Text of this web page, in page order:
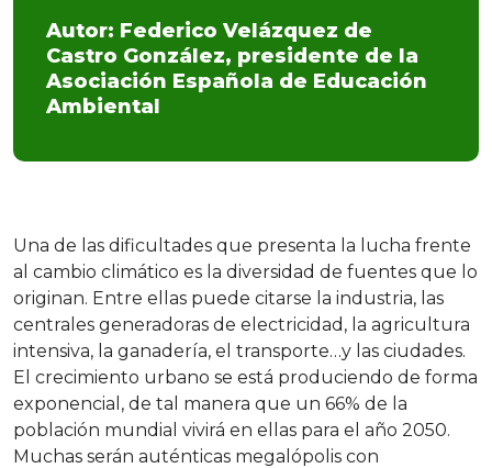
Autor: Federico Velázquez de
Castro González, presidente de la
Asociación Española de Educación
Ambiental
Una de las dificultades que presenta la lucha frente
al cambio climático es la diversidad de fuentes que lo
originan. Entre ellas puede citarse la industria, las
centrales generadoras de electricidad, la agricultura
intensiva, la ganadería, el transporte…y las ciudades.
El crecimiento urbano se está produciendo de forma
exponencial, de tal manera que un 66% de la
población mundial vivirá en ellas para el año 2050.
Muchas serán auténticas megalópolis con